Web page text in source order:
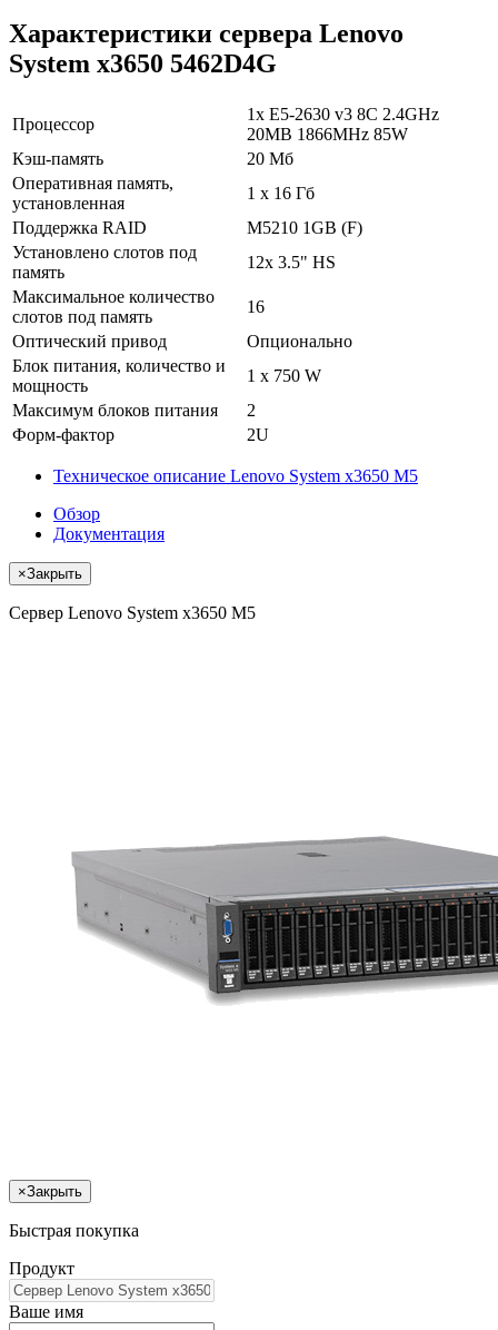
Характеристики сервера Lenovo
System x3650 5462D4G
Процессор
1x E5-2630 v3 8C 2.4GHz
20MB 1866MHz 85W
Кэш-память
20 Мб
Оперативная память,
установленная
1 х 16 Гб
Поддержка RAID
M5210 1GB (F)
Установлено слотов под
память
12x 3.5" HS
Максимальное количество
слотов под память
16
Оптический привод
Опционально
Блок питания, количество и
мощность
1 x 750 W
Максимум блоков питания
2
Форм-фактор
2U
Техническое описание Lenovo System x3650 M5
Обзор
Документация
×Закрыть
Сервер Lenovo System x3650 M5
×Закрыть
Быстрая покупка
Продукт
Ваше имя